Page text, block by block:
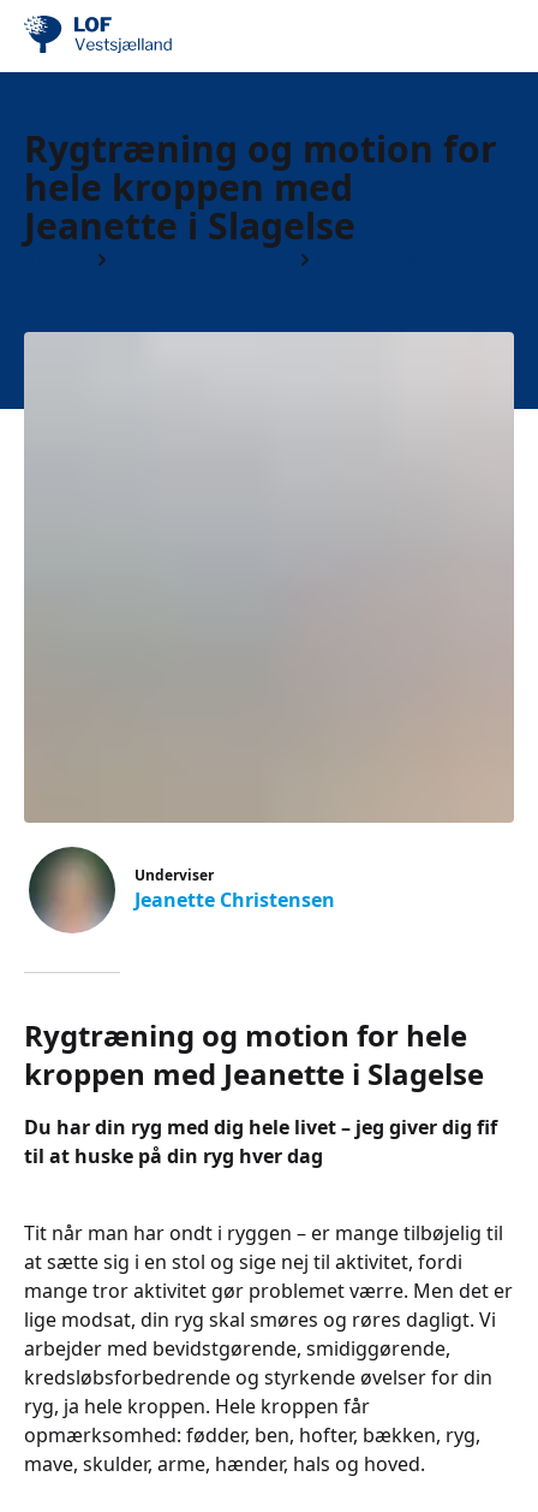
Rygtræning og motion for
hele kroppen med
Jeanette i Slagelse
Underviser
Jeanette Christensen
Rygtræning og motion for hele
kroppen med Jeanette i Slagelse
Du har din ryg med dig hele livet – jeg giver dig fif
til at huske på din ryg hver dag
Tit når man har ondt i ryggen – er mange tilbøjelig til
at sætte sig i en stol og sige nej til aktivitet, fordi
mange tror aktivitet gør problemet værre. Men det er
lige modsat, din ryg skal smøres og røres dagligt. Vi
arbejder med bevidstgørende, smidiggørende,
kredsløbsforbedrende og styrkende øvelser for din
ryg, ja hele kroppen. Hele kroppen får
opmærksomhed: fødder, ben, hofter, bækken, ryg,
mave, skulder, arme, hænder, hals og hoved.